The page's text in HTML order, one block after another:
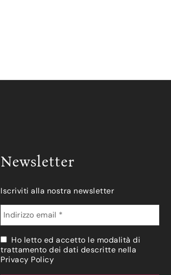
Newsletter
Iscriviti alla nostra newsletter
Ho letto ed accetto le modalità di
trattamento dei dati descritte nella
Privacy Policy